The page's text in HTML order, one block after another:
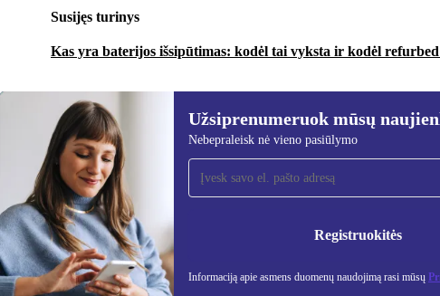
Susijęs turinys
Kas yra baterijos išsipūtimas: kodėl tai vyksta ir kodėl
Užsiprenumeruok mūsų
Nebepraleisk nė vieno pasiūlymo
Registruokitės
Informaciją apie asmens duomenų naudojimą rasi mūsų
Užsiprenumeruok mūsų
naujienlaiškį!
Nebepraleisk nė vieno pasiūlymo.
Informaciją
Privatumo